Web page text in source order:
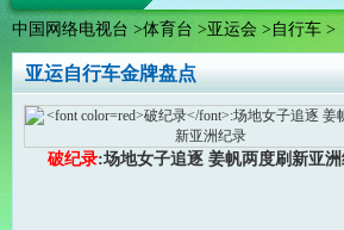
中国网络电视台 >体育台 >亚运会 > 自行车 >
亚运自行车金牌盘点
破纪录:场地女子追逐 姜帆两度刷新亚